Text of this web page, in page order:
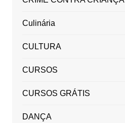
Culinária
CULTURA
CURSOS
CURSOS GRÁTIS
DANÇA